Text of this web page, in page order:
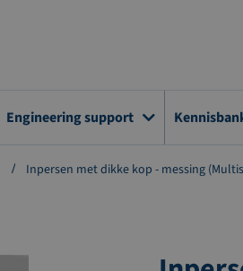
Engineering support
Inpersen met dikke kop - messing